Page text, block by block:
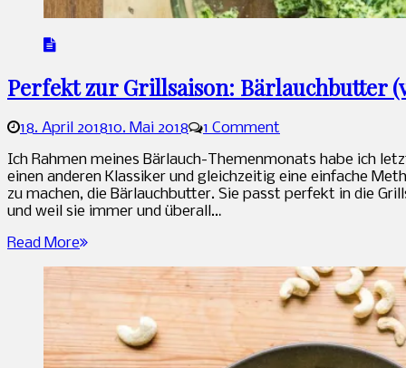
Perfekt zur Grillsaison: Bärlauchbutter
18. April 201810. Mai 2018
1 Comment
Ich Rahmen meines Bärlauch-Themenmonats habe ich
einen anderen Klassiker und gleichzeitig eine einfache
zu machen, die Bärlauchbutter. Sie passt perfekt in die
und weil sie immer und überall…
Read More